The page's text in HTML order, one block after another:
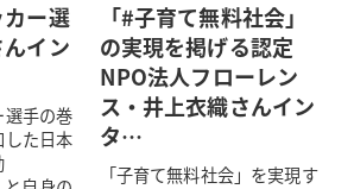
ー選
イン
選手の巻
した日本
「#子育て無料社会」
の実現を掲げる認定
NPO法人フローレン
ス・井上衣織さんイン
タ…
「子育て無料社会」を実現す